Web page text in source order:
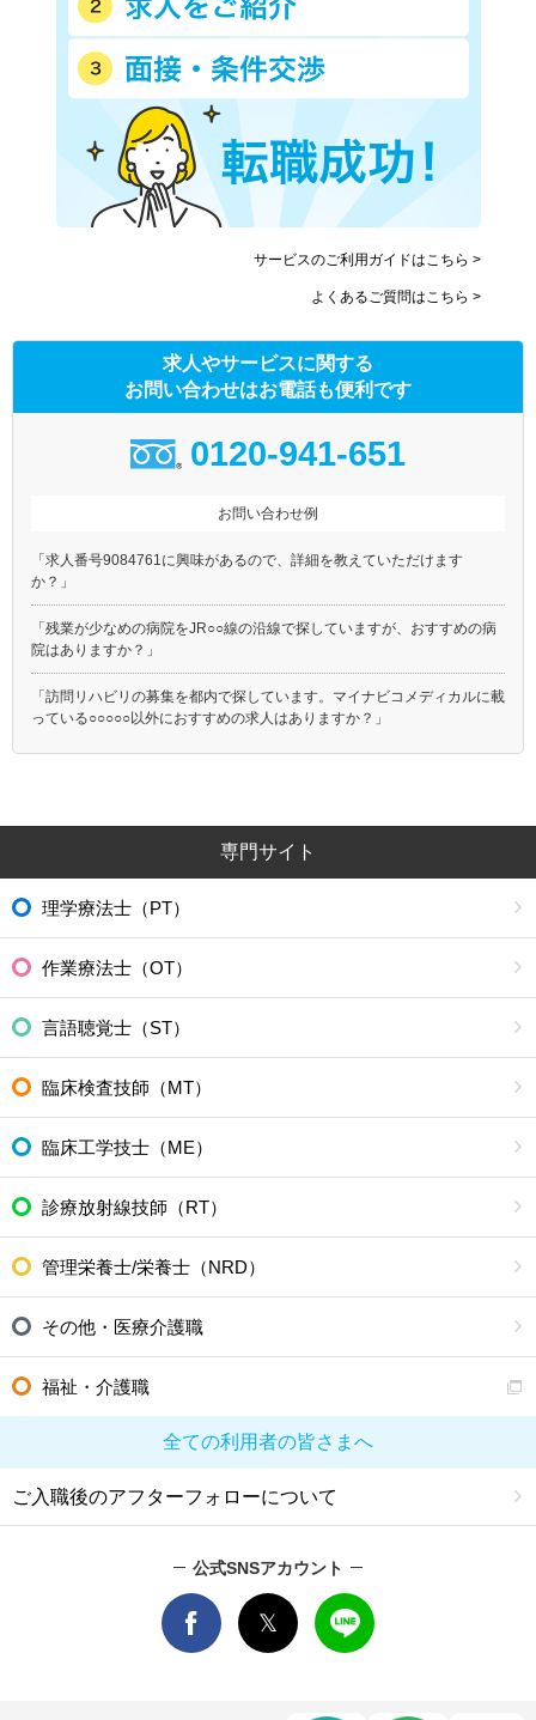
サービスのご利用ガイドはこちら >
よくあるご質問はこちら >
求人やサービスに関する
お問い合わせはお電話も便利です
0120-941-651
お問い合わせ例
「求人番号9084761に興味があるので、詳細を教えていただけます
か？」
「残業が少なめの病院をJR○○線の沿線で探していますが、おすすめの病
院はありますか？」
「訪問リハビリの募集を都内で探しています。マイナビコメディカルに載
っている○○○○○以外におすすめの求人はありますか？」
専門サイト
理学療法士（PT）
作業療法士（OT）
言語聴覚士（ST）
臨床検査技師（MT）
臨床工学技士（ME）
診療放射線技師（RT）
管理栄養士/栄養士（NRD）
その他・医療介護職
福祉・介護職
全ての利用者の皆さまへ
ご入職後のアフターフォローについて
公式SNSアカウント